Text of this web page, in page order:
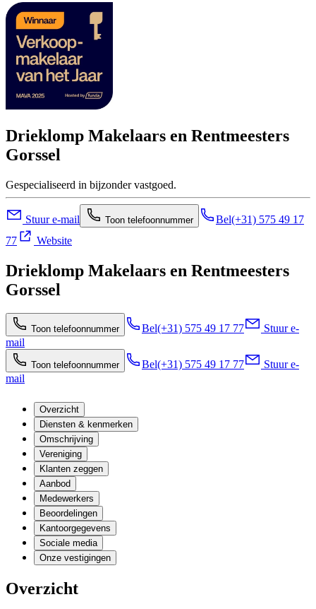
Drieklomp Makelaars en Rentmeesters
Gorssel
Gespecialiseerd in bijzonder vastgoed.
Stuur e-mail Toon telefoonnummer Bel(+31) 575 49 17
77
Website
Drieklomp Makelaars en Rentmeesters
Gorssel
Toon telefoonnummer Bel(+31) 575 49 17 77
Stuur e-
mail
Toon telefoonnummer Bel(+31) 575 49 17 77
Stuur e-
mail
Overzicht
Diensten & kenmerken
Omschrijving
Vereniging
Klanten zeggen
Aanbod
Medewerkers
Beoordelingen
Kantoorgegevens
Sociale media
Onze vestigingen
Overzicht